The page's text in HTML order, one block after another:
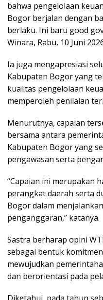
bahwa pengelolaan
Bogor berjalan dengan
berlaku. Ini baru good
Winara, Rabu, 10 Juni
Ia juga mengapresiasi
Kabupaten Bogor yang
kualitas pengelolaan
memperoleh penilaian
Menurutnya, capaian
bersama antara
Kabupaten Bogor yang
pengawasan serta
“Capaian ini merupakan
perangkat daerah serta
Bogor dalam
penganggaran,” katanya.
Sastra berharap opini
sebagai bentuk
mewujudkan
dan berorientasi pada